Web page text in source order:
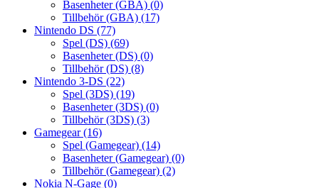
Basenheter (GBA) (0)
Tillbehör (GBA) (17)
Nintendo DS (77)
Spel (DS) (69)
Basenheter (DS) (0)
Tillbehör (DS) (8)
Nintendo 3-DS (22)
Spel (3DS) (19)
Basenheter (3DS) (0)
Tillbehör (3DS) (3)
Gamegear(16)
Spel (Gamegear) (14)
Basenheter (Gamegear) (0)
Tillbehör (Gamegear) (2)
Nokia N-Gage (0)